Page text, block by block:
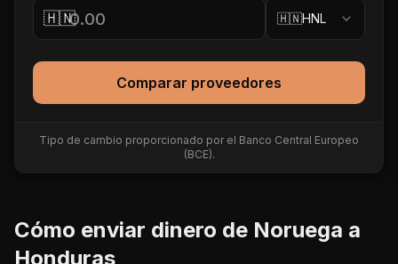
🇭🇳 🇭🇳HNL
Comparar proveedores
Tipo de cambio proporcionado por el Banco Central Europeo
(BCE).
Cómo enviar dinero de Noruega a
Honduras